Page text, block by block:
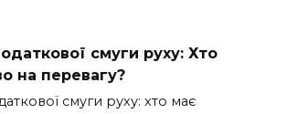
смуги руху: Хто
на перевагу?
смуги руху: хто має